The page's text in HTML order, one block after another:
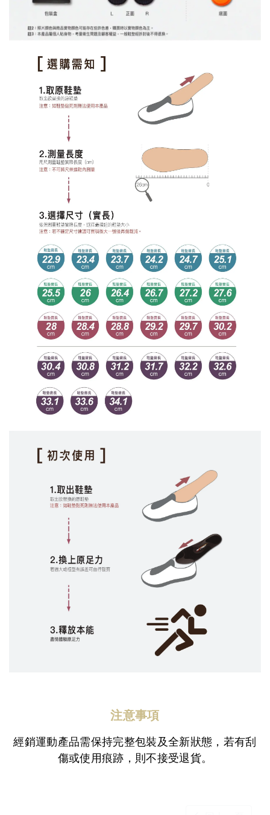
注意事項
經銷運動產品需保持完整包裝及全新狀態，若有刮
傷或使用痕跡，則不接受退貨。